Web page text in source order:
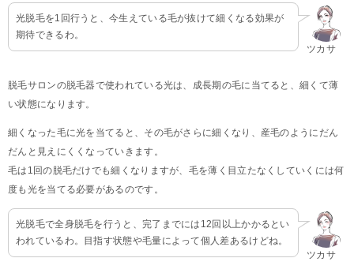
ツカサ
光脱毛を1回行うと、今生えている毛が抜けて細くなる効果が
期待できるわ。
脱毛サロンの脱毛器で使われている光は、成長期の毛に当てると、細くて薄
い状態になります。
細くなった毛に光を当てると、その毛がさらに細くなり、産毛のようにだん
だんと見えにくくなっていきます。
毛は1回の脱毛だけでも細くなりますが、毛を薄く目立たなくしていくには何
度も光を当てる必要があるのです。
ツカサ
光脱毛で全身脱毛を行うと、完了までには12回以上かかるとい
われているわ。目指す状態や毛量によって個人差あるけどね。